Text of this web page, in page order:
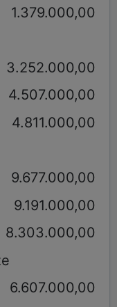
1.379.000,00
3.252.000,00
4.507.000,00
4.811.000,00
9.677.000,00
9.191.000,00
8.303.000,00
6.607.000,00